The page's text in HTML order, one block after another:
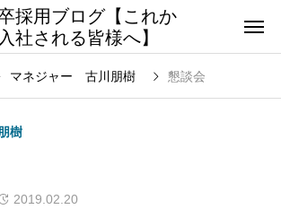
採用ブログ【これか
社される皆様へ】
マネジャー 古川朋樹 懇談会
樹
2019.02.20